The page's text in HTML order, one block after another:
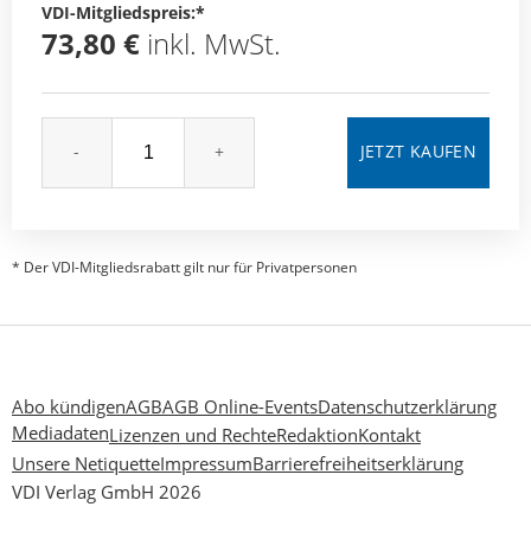
VDI-Mitgliedspreis:*
73,80 € inkl. MwSt.
- +
* Der VDI-Mitgliedsrabatt gilt nur für Privatpersonen
Abo kündigenAGBAGB Online-EventsDatenschutzerklärung
MediadatenLizenzen und RechteRedaktionKontakt
Unsere NetiquetteImpressumBarrierefreiheitserklärung
VDI Verlag GmbH 2026